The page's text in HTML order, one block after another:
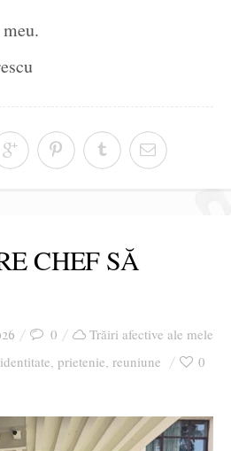
CHEF SĂ
0
Trăiri afective ale mele
identitate, prietenie, reuniune 0